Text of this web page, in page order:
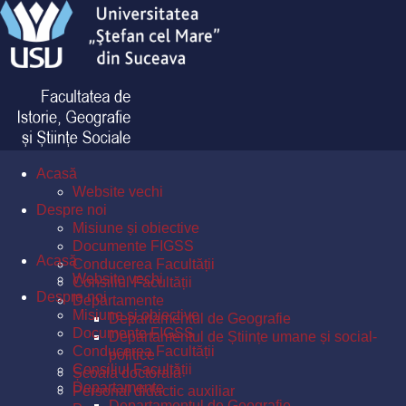
Acasă
Website vechi
Despre noi
Misiune și obiective
Documente FIGSS
Conducerea Facultății
Consiliul Facultății
Departamente
Departamentul de Geografie
Departamentul de Științe umane și social-
politice
Școala doctorală
Personal didactic auxiliar
Acasă
Website vechi
Despre noi
Misiune și obiective
Documente FIGSS
Conducerea Facultății
Consiliul Facultății
Departamente